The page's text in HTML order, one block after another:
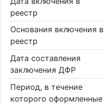
реестр
Основания включения в
реестр
Дата составления
заключения ДФР
Период, в течение
которого оформленные